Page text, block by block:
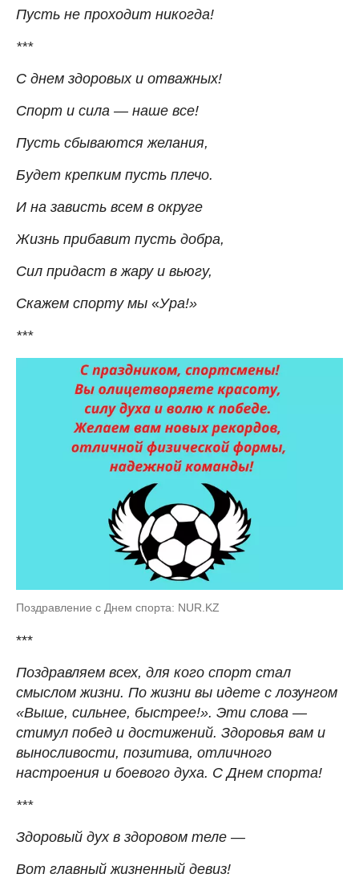
Пусть не проходит никогда!
***
С днем здоровых и отважных!
Спорт и сила — наше все!
Пусть сбываются желания,
Будет крепким пусть плечо.
И на зависть всем в округе
Жизнь прибавит пусть добра,
Сил придаст в жару и вьюгу,
Скажем спорту мы «Ура!»
***
Поздравление с Днем спорта: NUR.KZ
***
Поздравляем всех, для кого спорт стал
смыслом жизни. По жизни вы идете с лозунгом
«Выше, сильнее, быстрее!». Эти слова —
стимул побед и достижений. Здоровья вам и
выносливости, позитива, отличного
настроения и боевого духа. С Днем спорта!
***
Здоровый дух в здоровом теле —
Вот главный жизненный девиз!